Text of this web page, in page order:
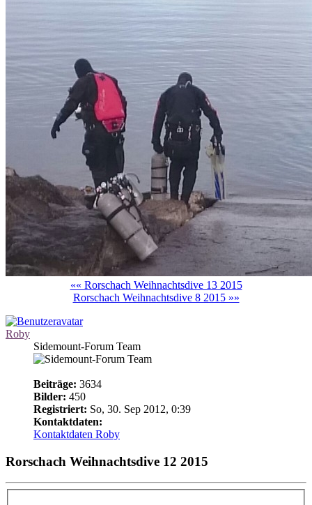
«« Rorschach Weihnachtsdive 13 2015
Rorschach Weihnachtsdive 8 2015 »»
Roby
Sidemount-Forum Team
Beiträge: 3634
Bilder: 450
Registriert: So, 30. Sep 2012, 0:39
Kontaktdaten:
Kontaktdaten Roby
Rorschach Weihnachtsdive 12 2015